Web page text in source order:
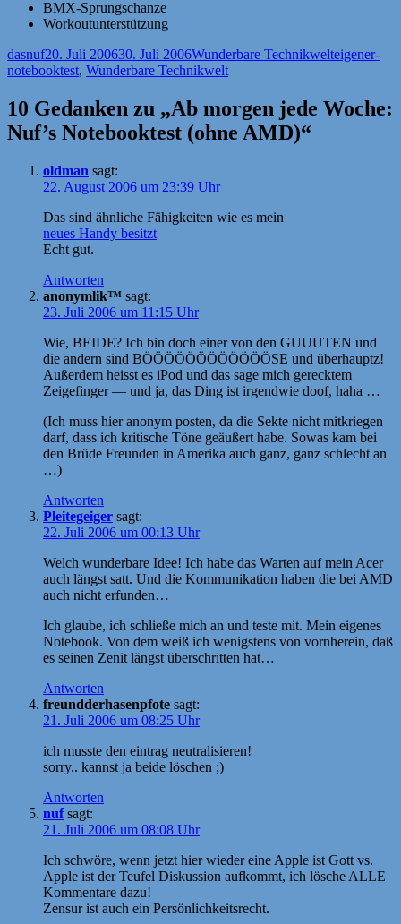
BMX-Sprungschanze
Workoutunterstützung
Autor
dasnufVeröffentlicht
am
20. Juli 200630. Juli 2006Kategorien
Wunderbare Technikwelteigener-
notebooktest, Wunderbare Technikwelt
10 Gedanken zu „Ab morgen jede Woche:
Nuf’s Notebooktest (ohne AMD)“
oldman sagt:
22. August 2006 um 23:39 Uhr
Das sind ähnliche Fähigkeiten wie es mein
neues Handy besitzt
Echt gut.
Antworten
anonymlik™ sagt:
23. Juli 2006 um 11:15 Uhr
Wie, BEIDE? Ich bin doch einer von den GUUUTEN und
die andern sind BÖÖÖÖÖÖÖÖÖÖÖÖSE und überhauptz!
Außerdem heisst es iPod und das sage mich gerecktem
Zeigefinger — und ja, das Ding ist irgendwie doof, haha …
(Ich muss hier anonym posten, da die Sekte nicht mitkriegen
darf, dass ich kritische Töne geäußert habe. Sowas kam bei
den Brüde Freunden in Amerika auch ganz, ganz schlecht an
…)
Antworten
Pleitegeiger sagt:
22. Juli 2006 um 00:13 Uhr
Welch wunderbare Idee! Ich habe das Warten auf mein Acer
auch längst satt. Und die Kommunikation haben die bei AMD
auch nicht erfunden…
Ich glaube, ich schließe mich an und teste mit. Mein eigenes
Notebook. Von dem weiß ich wenigstens von vornherein, daß
es seinen Zenit längst überschritten hat…
Antworten
freundderhasenpfote sagt:
21. Juli 2006 um 08:25 Uhr
ich musste den eintrag neutralisieren!
sorry.. kannst ja beide löschen ;)
Antworten
nuf sagt:
21. Juli 2006 um 08:08 Uhr
Ich schwöre, wenn jetzt hier wieder eine Apple ist Gott vs.
Apple ist der Teufel Diskussion aufkommt, ich lösche ALLE
Kommentare dazu!
Zensur ist auch ein Persönlichkeitsrecht.